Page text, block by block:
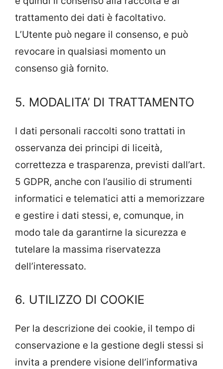
trattamento dei dati è facoltativo.
L’Utente può negare il consenso, e può
revocare in qualsiasi momento un
consenso già fornito.
5. MODALITA’ DI TRATTAMENTO
I dati personali raccolti sono trattati in
osservanza dei principi di liceità,
correttezza e trasparenza, previsti dall’art.
5 GDPR, anche con l’ausilio di strumenti
informatici e telematici atti a memorizzare
e gestire i dati stessi, e, comunque, in
modo tale da garantirne la sicurezza e
tutelare la massima riservatezza
dell’interessato.
6. UTILIZZO DI COOKIE
Per la descrizione dei cookie, il tempo di
conservazione e la gestione degli stessi si
invita a prendere visione dell’informativa